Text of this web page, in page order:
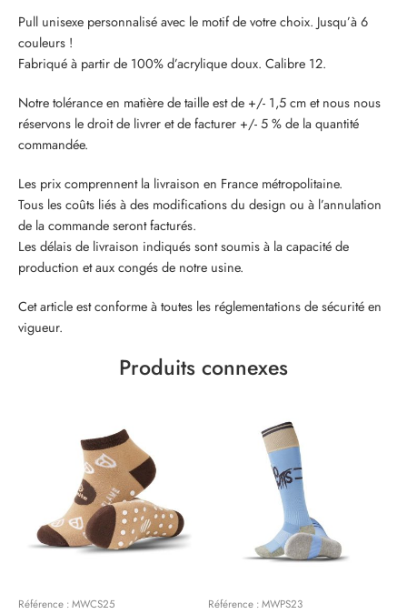
Pull unisexe personnalisé avec le motif de votre choix. Jusqu’à 6
couleurs !
Fabriqué à partir de 100% d’acrylique doux. Calibre 12.
Notre tolérance en matière de taille est de +/- 1,5 cm et nous nous
réservons le droit de livrer et de facturer +/- 5 % de la quantité
commandée.
Les prix comprennent la livraison en France métropolitaine.
Tous les coûts liés à des modifications du design ou à l’annulation
de la commande seront facturés.
Les délais de livraison indiqués sont soumis à la capacité de
production et aux congés de notre usine.
Cet article est conforme à toutes les réglementations de sécurité en
vigueur.
Produits connexes
Référence :MWCS25
Référence :MWPS23